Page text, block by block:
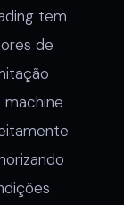
tem
de
machine